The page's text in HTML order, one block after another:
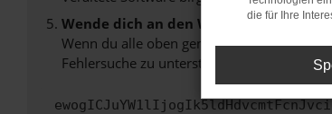
Wende dich an den
Wenn du alle oben genannten Schritte
Fehlersuche zu unterstützen:
die für Ihre